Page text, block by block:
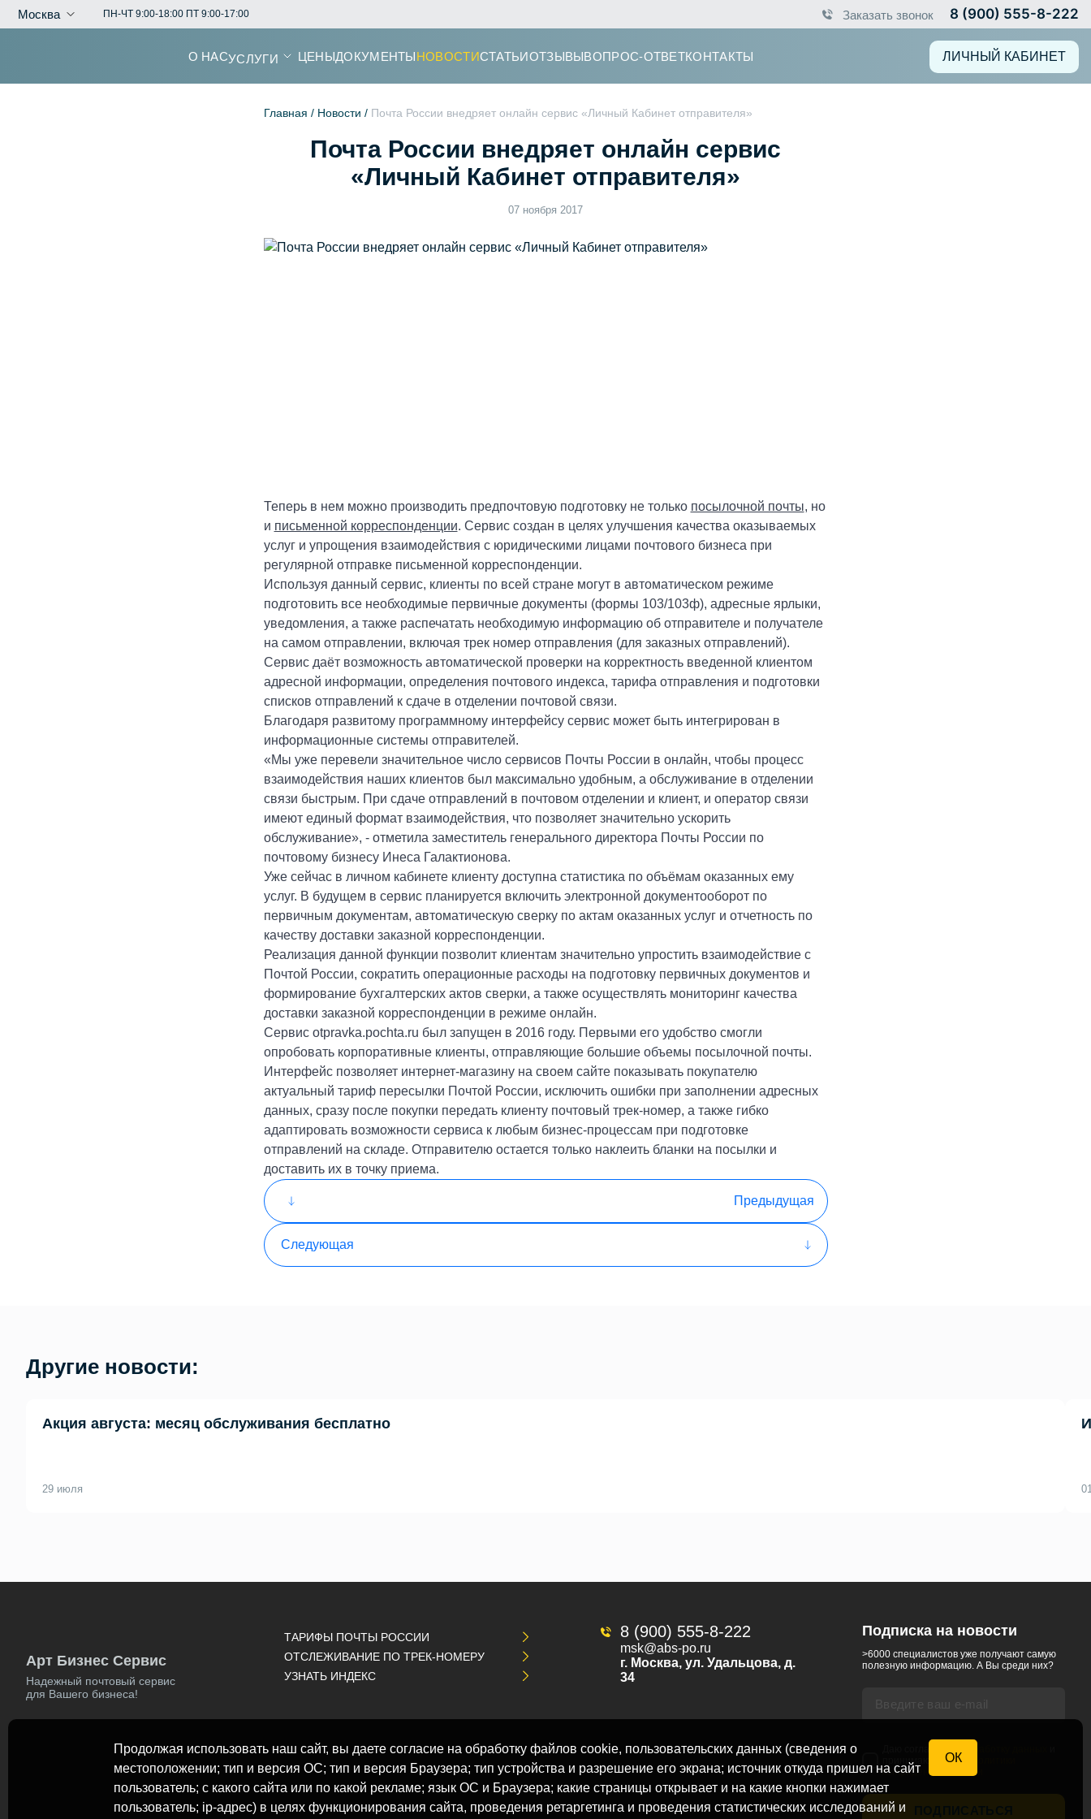
Москва ПН-ЧТ 9:00-18:00 ПТ 9:00-17:00 Заказать звонок 8 (900) 555-8-222
О НАСУСЛУГИ ЦЕНЫДОКУМЕНТЫНОВОСТИСТАТЬИОТЗЫВЫВОПРОС-ОТВЕТКОНТАКТЫ ЛИЧНЫЙ КАБИНЕТ
Главная / Новости / Почта России внедряет онлайн сервис «Личный Кабинет отправителя»
Почта России внедряет онлайн сервис
«Личный Кабинет отправителя»
07 ноября 2017
Теперь в нем можно производить предпочтовую подготовку не только посылочной почты, но
и письменной корреспонденции. Сервис создан в целях улучшения качества оказываемых
услуг и упрощения взаимодействия с юридическими лицами почтового бизнеса при
регулярной отправке письменной корреспонденции.
Используя данный сервис, клиенты по всей стране могут в автоматическом режиме
подготовить все необходимые первичные документы (формы 103/103ф), адресные ярлыки,
уведомления, а также распечатать необходимую информацию об отправителе и получателе
на самом отправлении, включая трек номер отправления (для заказных отправлений).
Сервис даёт возможность автоматической проверки на корректность введенной клиентом
адресной информации, определения почтового индекса, тарифа отправления и подготовки
списков отправлений к сдаче в отделении почтовой связи.
Благодаря развитому программному интерфейсу сервис может быть интегрирован в
информационные системы отправителей.
«Мы уже перевели значительное число сервисов Почты России в онлайн, чтобы процесс
взаимодействия наших клиентов был максимально удобным, а обслуживание в отделении
связи быстрым. При сдаче отправлений в почтовом отделении и клиент, и оператор связи
имеют единый формат взаимодействия, что позволяет значительно ускорить
обслуживание», - отметила заместитель генерального директора Почты России по
почтовому бизнесу Инеса Галактионова.
Уже сейчас в личном кабинете клиенту доступна статистика по объёмам оказанных ему
услуг. В будущем в сервис планируется включить электронной документооборот по
первичным документам, автоматическую сверку по актам оказанных услуг и отчетность по
качеству доставки заказной корреспонденции.
Реализация данной функции позволит клиентам значительно упростить взаимодействие с
Почтой России, сократить операционные расходы на подготовку первичных документов и
формирование бухгалтерских актов сверки, а также осуществлять мониторинг качества
доставки заказной корреспонденции в режиме онлайн.
Сервис otpravka.pochta.ru был запущен в 2016 году. Первыми его удобство смогли
опробовать корпоративные клиенты, отправляющие большие объемы посылочной почты.
Интерфейс позволяет интернет-магазину на своем сайте показывать покупателю
актуальный тариф пересылки Почтой России, исключить ошибки при заполнении адресных
данных, сразу после покупки передать клиенту почтовый трек-номер, а также гибко
адаптировать возможности сервиса к любым бизнес-процессам при подготовке
отправлений на складе. Отправителю остается только наклеить бланки на посылки и
доставить их в точку приема.
Предыдущая
Следующая
Другие новости:
Акция августа: месяц обслуживания бесплатно
29 июля
Арт Бизнес Сервис
Надежный почтовый сервис
для Вашего бизнеса!
ТАРИФЫ ПОЧТЫ РОССИИ
ОТСЛЕЖИВАНИЕ ПО ТРЕК-НОМЕРУ
УЗНАТЬ ИНДЕКС
8 (900) 555-8-222
msk@abs-po.ru
г. Москва, ул. Удальцова, д.
34
Подписка на новости
>6000 специалистов уже получают самую
полезную информацию. А Вы среди них?
принимаю условия
конфиденциальности
Продолжая использовать наш сайт, вы даете согласие на обработку файлов cookie, пользовательских данных (сведения о
местоположении; тип и версия ОС; тип и версия Браузера; тип устройства и разрешение его экрана; источник откуда пришел на сайт
пользователь; с какого сайта или по какой рекламе; язык ОС и Браузера; какие страницы открывает и на какие кнопки нажимает
пользователь; ip-адрес) в целях функционирования сайта, проведения ретаргетинга и проведения статистических исследований и
ОК